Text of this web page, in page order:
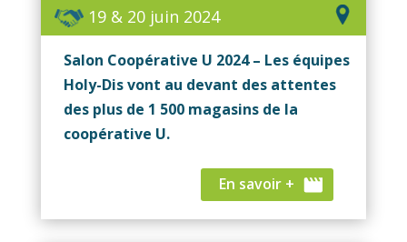
19 & 20 juin 2024
Salon Coopérative U 2024 – Les équipes
Holy-Dis vont au devant des attentes
des plus de 1 500 magasins de la
coopérative U.
En savoir +